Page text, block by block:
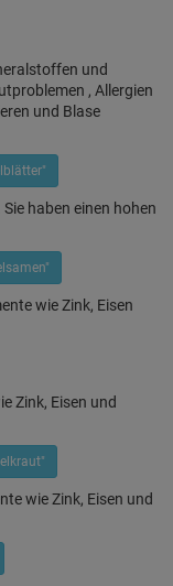
und
, Allergien
und Blase
haben einen hohen
wie Zink, Eisen
Zink, Eisen und
wie Zink, Eisen und